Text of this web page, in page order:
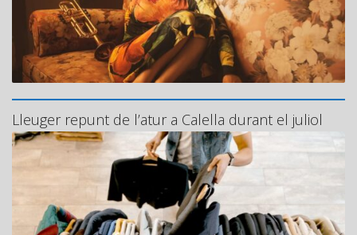
Lleuger repunt de l’atur a Calella durant el juliol